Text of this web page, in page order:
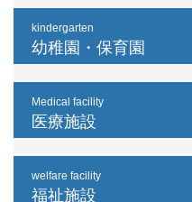
kindergarten
幼稚園・保育園
Medical facility
医療施設
welfare facility
福祉施設